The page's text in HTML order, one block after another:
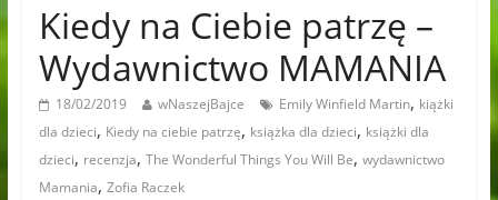
Kiedy na Ciebie patrzę –
Wydawnictwo MAMANIA
18/02/2019 wNaszejBajce Emily Winfield Martin, kiążki
dla dzieci, Kiedy na ciebie patrzę, książka dla dzieci, książki dla
dzieci, recenzja, The Wonderful Things You Will Be, wydawnictwo
Mamania, Zofia Raczek